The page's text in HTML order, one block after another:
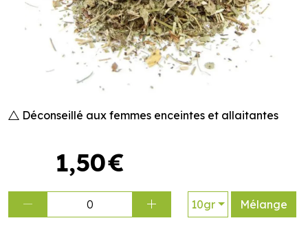
Déconseillé aux femmes enceintes et allaitantes
1,50€
0 10gr Mélange